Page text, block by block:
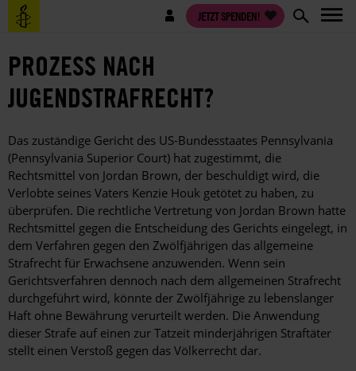
Direkt
zum
Benutzermenü JETZT SPENDEN!
PROZESS NACH
JUGENDSTRAFRECHT?
Das zuständige Gericht des US-Bundesstaates Pennsylvania
(Pennsylvania Superior Court) hat zugestimmt, die
Rechtsmittel von Jordan Brown, der beschuldigt wird, die
Verlobte seines Vaters Kenzie Houk getötet zu haben, zu
überprüfen. Die rechtliche Vertretung von Jordan Brown hatte
Rechtsmittel gegen die Entscheidung des Gerichts eingelegt, in
dem Verfahren gegen den Zwölfjährigen das allgemeine
Strafrecht für Erwachsene anzuwenden. Wenn sein
Gerichtsverfahren dennoch nach dem allgemeinen Strafrecht
durchgeführt wird, könnte der Zwölfjährige zu lebenslanger
Haft ohne Bewährung verurteilt werden. Die Anwendung
dieser Strafe auf einen zur Tatzeit minderjährigen Straftäter
stellt einen Verstoß gegen das Völkerrecht dar.